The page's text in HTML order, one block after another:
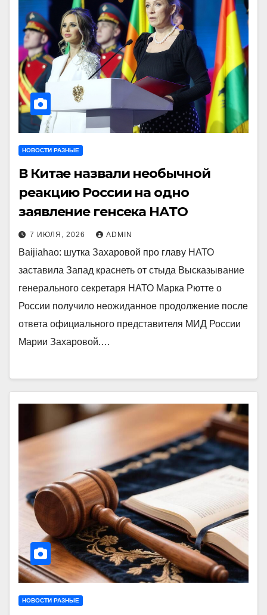
НОВОСТИ РАЗНЫЕ
В Китае назвали необычной
реакцию России на одно
заявление генсека НАТО
7 ИЮЛЯ, 2026 ADMIN
Baijiahao: шутка Захаровой про главу НАТО
заставила Запад краснеть от стыда Высказывание
генерального секретаря НАТО Марка Рютте о
России получило неожиданное продолжение после
ответа официального представителя МИД России
Марии Захаровой.…
НОВОСТИ РАЗНЫЕ